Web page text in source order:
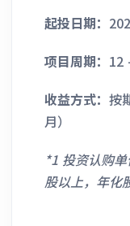
起投日期：
项目周期： 12
收益方式： 按
月）
*1 投资认购
股以上，年化